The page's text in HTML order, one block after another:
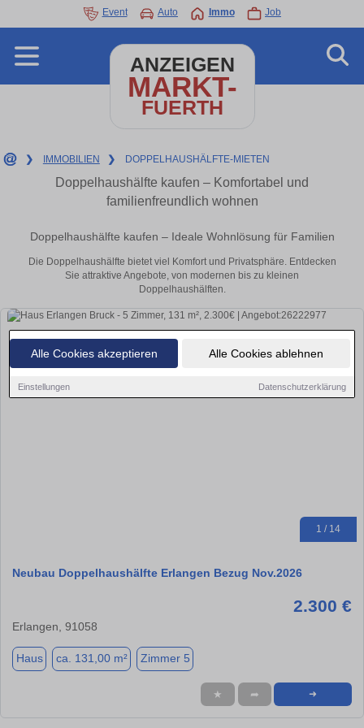
Alle Cookies akzeptieren Alle Cookies ablehnen
Einstellungen Datenschutzerklärung
Event Auto Immo Job
ANZEIGEN
MARKT-
FUERTH
❯ IMMOBILIEN ❯ DOPPELHAUSHÄLFTE-MIETEN
Doppelhaushälfte kaufen – Komfortabel und
familienfreundlich wohnen
Doppelhaushälfte kaufen – Ideale Wohnlösung für Familien
Die Doppelhaushälfte bietet viel Komfort und Privatsphäre. Entdecken
Sie attraktive Angebote, von modernen bis zu kleinen
Doppelhaushälften.
1 / 14
Neubau Doppelhaushälfte Erlangen Bezug Nov.2026
2.300 €
Erlangen, 91058
Haus ca. 131,00 m² Zimmer 5
★ ➦ ➜